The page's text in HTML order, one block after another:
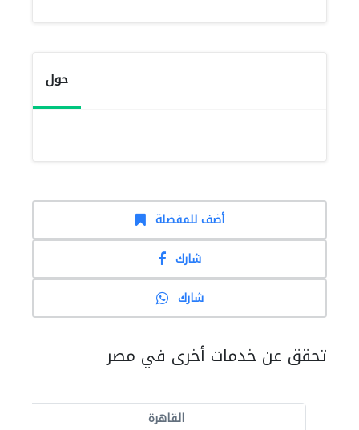
حول
أضف للمفضلة
شارك
شارك
تحقق عن خدمات أخرى في مصر
القاهرة